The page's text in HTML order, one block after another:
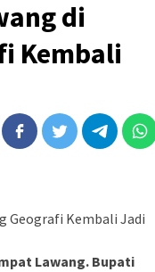
di
Kembali
Lawang. Bupati